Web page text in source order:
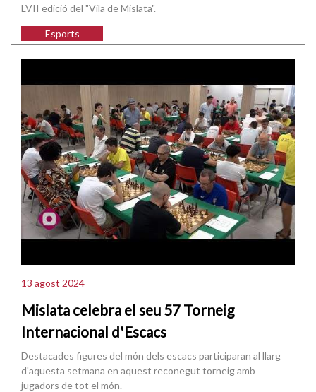
LVII edició del "Vila de Mislata".
Esports
13 agost 2024
Mislata celebra el seu 57 Torneig
Internacional d'Escacs
Destacades figures del món dels escacs participaran al llarg
d'aquesta setmana en aquest reconegut torneig amb
jugadors de tot el món.